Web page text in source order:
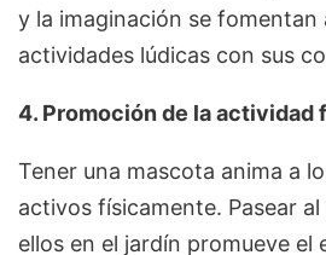
y la imaginación se fomentan
actividades lúdicas con sus
4. Promoción de la actividad
Tener una mascota anima a
activos físicamente. Pasear
ellos en el jardín promueve el